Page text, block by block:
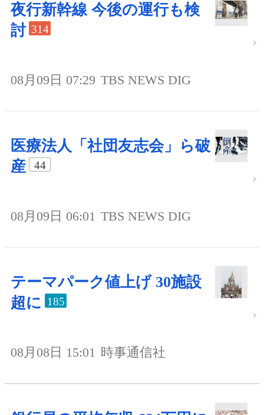
夜行新幹線 今後の運行も検
討 314
08月09日 07:29 TBS NEWS DIG
医療法人「社団友志会」ら破
産
44
08月09日 06:01 TBS NEWS DIG
テーマパーク値上げ 30施設
超に 185
08月08日 15:01 時事通信社